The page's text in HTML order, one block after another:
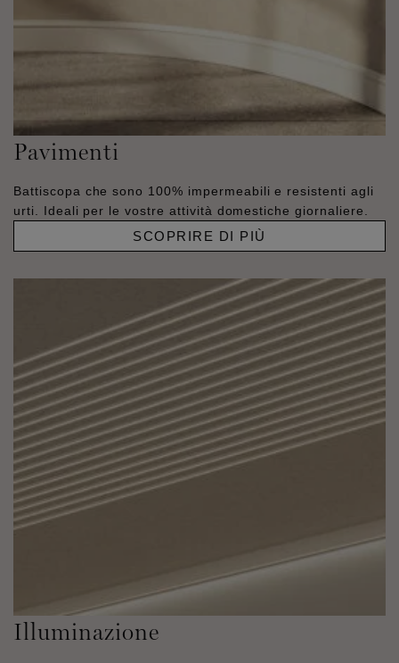
Pavimenti
Battiscopa che sono 100% impermeabili e resistenti agli
urti. Ideali per le vostre attività domestiche giornaliere.
SCOPRIRE DI PIÙ
Illuminazione